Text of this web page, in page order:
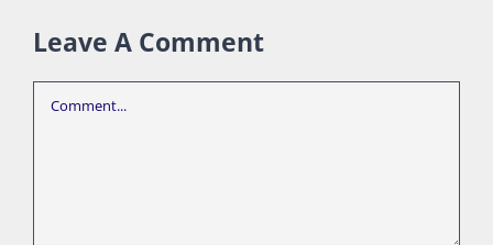
Leave A Comment
Comment